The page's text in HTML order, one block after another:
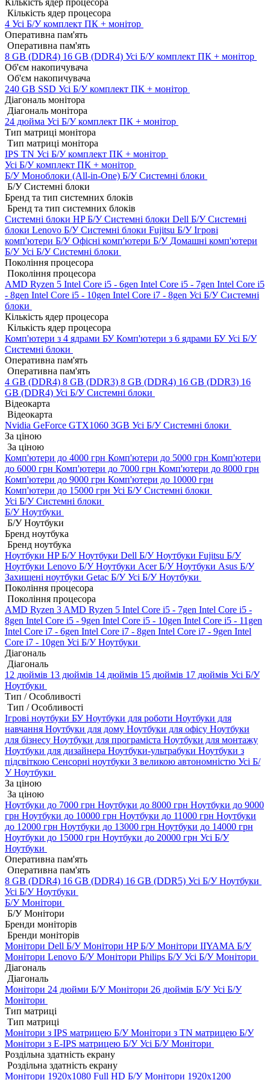
Кількість ядер процесора
Кількість ядер процесора
4 Усі Б/У комплект ПК + монітор
Оперативна пам'ять
Оперативна пам'ять
8 GB (DDR4) 16 GB (DDR4) Усі Б/У комплект ПК + монітор
Об'єм накопичувача
Об'єм накопичувача
240 GB SSD Усі Б/У комплект ПК + монітор
Діагональ монітора
Діагональ монітора
24 дюйма Усі Б/У комплект ПК + монітор
Тип матриці монітора
Тип матриці монітора
IPS TN Усі Б/У комплект ПК + монітор
Усі Б/У комплект ПК + монітор
Б/У Моноблоки (All-in-One) Б/У Системні блоки
Б/У Системні блоки
Бренд та тип системних блоків
Бренд та тип системних блоків
Системні блоки HP Б/УСистемні блоки Dell Б/УСистемні
блоки Lenovo Б/УСистемні блоки Fujitsu Б/УІгрові
комп'ютери Б/УОфісні комп'ютери Б/У Домашні комп'ютери
Б/УУсі Б/У Системні блоки
Покоління процесора
Покоління процесора
AMD Ryzen 5 Intel Core i5 - 6gen Intel Core i5 - 7gen Intel Core i5
- 8gen Intel Core i5 - 10gen Intel Core i7 - 8gen Усі Б/У Системні
блоки
Кількість ядер процесора
Кількість ядер процесора
Комп'ютери з 4 ядрами БУКомп'ютери з 6 ядрами БУУсі Б/У
Системні блоки
Оперативна пам'ять
Оперативна пам'ять
4 GB (DDR4) 8 GB (DDR3) 8 GB (DDR4) 16 GB (DDR3) 16
GB (DDR4) Усі Б/У Системні блоки
Відеокарта
Відеокарта
Nvidia GeForce GTX1060 3GB Усі Б/У Системні блоки
За ціною
За ціною
Комп'ютери до 4000 грн Комп'ютери до 5000 грн Комп'ютери
до 6000 грн Комп'ютери до 7000 грн Комп'ютери до 8000 грн
Комп'ютери до 9000 грн Комп'ютери до 10000 грн
Комп'ютери до 15000 грн Усі Б/У Системні блоки
Усі Б/У Системні блоки
Б/У Ноутбуки
Б/У Ноутбуки
Бренд ноутбука
Бренд ноутбука
Ноутбуки HP Б/УНоутбуки Dell Б/УНоутбуки Fujitsu Б/У
Ноутбуки Lenovo Б/УНоутбуки Acer Б/УНоутбуки Asus Б/У
Захищені ноутбуки Getac Б/УУсі Б/У Ноутбуки
Покоління процесора
Покоління процесора
AMD Ryzen 3 AMD Ryzen 5 Intel Core i5 - 7gen Intel Core i5 -
8gen Intel Core i5 - 9gen Intel Core i5 - 10gen Intel Core i5 - 11gen
Intel Core i7 - 6gen Intel Core i7 - 8gen Intel Core i7 - 9gen Intel
Core i7 - 10gen Усі Б/У Ноутбуки
Діагональ
Діагональ
12 дюймів 13 дюймів 14 дюймів 15 дюймів 17 дюймів Усі Б/У
Ноутбуки
Тип / Особливості
Тип / Особливості
Ігрові ноутбуки БУНоутбуки для роботи Ноутбуки для
навчання Ноутбуки для дому Ноутбуки для офісу Ноутбуки
для бізнесу Ноутбуки для програміста Ноутбуки для монтажу
Ноутбуки для дизайнера Ноутбуки-ультрабуки Ноутбуки з
підсвіткою Сенсорні ноутбуки З великою автономністю Усі Б/
У Ноутбуки
За ціною
За ціною
Ноутбуки до 7000 грн Ноутбуки до 8000 грн Ноутбуки до 9000
грн Ноутбуки до 10000 грн Ноутбуки до 11000 грн Ноутбуки
до 12000 грн Ноутбуки до 13000 грн Ноутбуки до 14000 грн
Ноутбуки до 15000 грн Ноутбуки до 20000 грн Усі Б/У
Ноутбуки
Оперативна пам'ять
Оперативна пам'ять
8 GB (DDR4) 16 GB (DDR4) 16 GB (DDR5) Усі Б/У Ноутбуки
Усі Б/У Ноутбуки
Б/У Монітори
Б/У Монітори
Бренди моніторів
Бренди моніторів
Монітори Dell Б/УМонітори HP Б/УМонітори IIYAMA Б/У
Монітори Lenovo Б/УМонітори Philips Б/УУсі Б/У Монітори
Діагональ
Діагональ
Монітори 24 дюйми Б/УМонітори 26 дюймів Б/УУсі Б/У
Монітори
Тип матриці
Тип матриці
Монітори з IPS матрицею Б/УМонітори з TN матрицею Б/У
Монітори з E-IPS матрицею Б/УУсі Б/У Монітори
Роздільна здатність екрану
Роздільна здатність екрану
Монітори 1920x1080 Full HD Б/УМонітори 1920x1200